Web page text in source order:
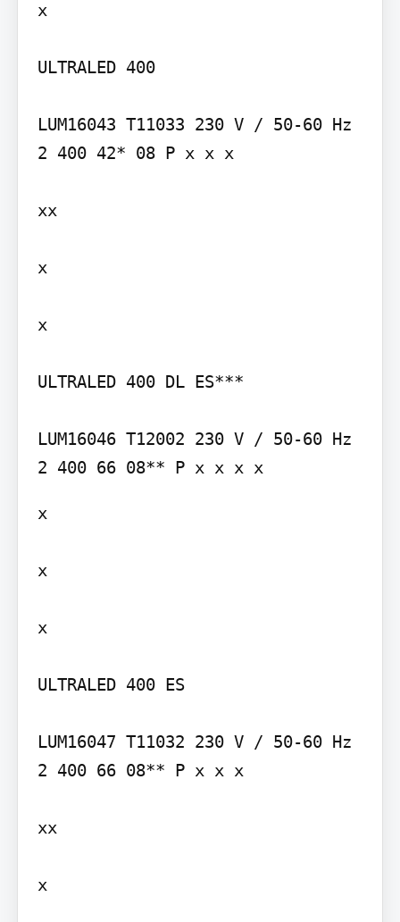
x
ULTRALED 400
LUM16043 T11033 230 V / 50-60 Hz
2 400 42* 08 P x x x
xx
x
x
ULTRALED 400 DL ES***
LUM16046 T12002 230 V / 50-60 Hz
x
x
x
ULTRALED 400 ES
LUM16047 T11032 230 V / 50-60 Hz
2 400 66 08** P x x x
xx
x